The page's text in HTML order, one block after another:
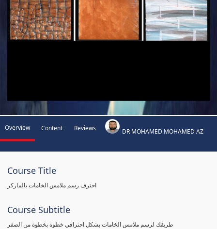
Overview Content Reviews DR MOHAMED MOHAMED AZ
Course Title
احترف رسم ملامس الخامات بالماركر
Course Subtitle
طريقك لرسم ملامس الخامات بشكل احترافي خطوة بخطوة من الصفر